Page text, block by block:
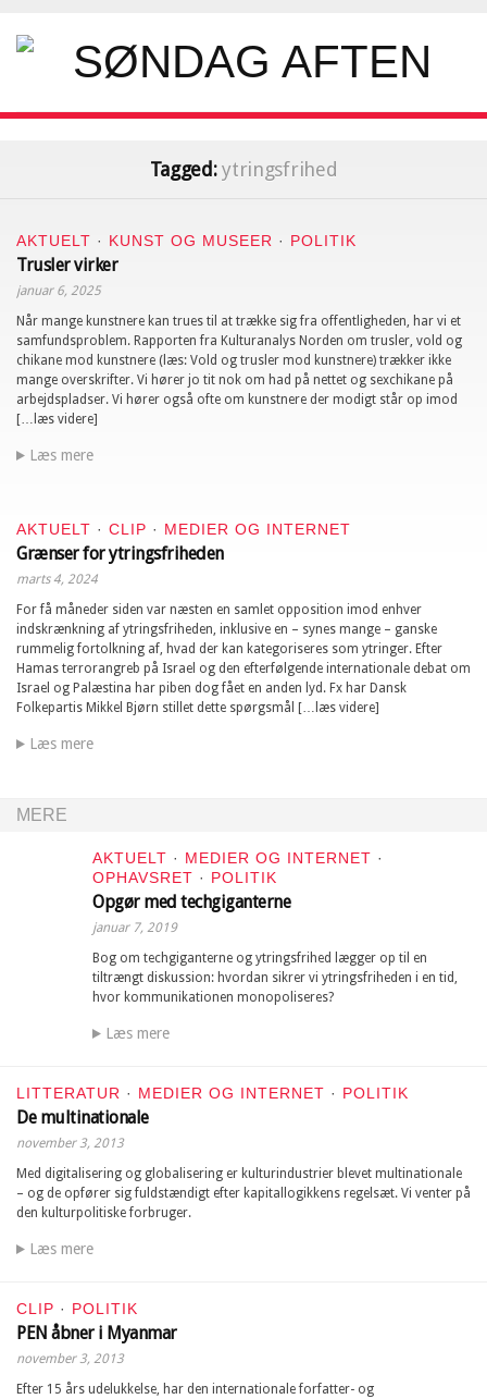
Tagged:ytringsfrihed
AKTUELT · KUNST OG MUSEER · POLITIK
Trusler virker
januar 6, 2025
Når mange kunstnere kan trues til at trække sig fra offentligheden, har vi et
samfundsproblem. Rapporten fra Kulturanalys Norden om trusler, vold og
chikane mod kunstnere (læs: Vold og trusler mod kunstnere) trækker ikke
mange overskrifter. Vi hører jo tit nok om had på nettet og sexchikane på
arbejdspladser. Vi hører også ofte om kunstnere der modigt står op imod
[…læs videre]
Læs mere
AKTUELT · CLIP · MEDIER OG INTERNET
Grænser for ytringsfriheden
marts 4, 2024
For få måneder siden var næsten en samlet opposition imod enhver
indskrænkning af ytringsfriheden, inklusive en – synes mange – ganske
rummelig fortolkning af, hvad der kan kategoriseres som ytringer. Efter
Hamas terrorangreb på Israel og den efterfølgende internationale debat om
Israel og Palæstina har piben dog fået en anden lyd. Fx har Dansk
Folkepartis Mikkel Bjørn stillet dette spørgsmål […læs videre]
Læs mere
MERE
AKTUELT · MEDIER OG INTERNET ·
OPHAVSRET · POLITIK
Opgør med techgiganterne
januar 7, 2019
Bog om techgiganterne og ytringsfrihed lægger op til en
tiltrængt diskussion: hvordan sikrer vi ytringsfriheden i en tid,
hvor kommunikationen monopoliseres?
Læs mere
LITTERATUR · MEDIER OG INTERNET · POLITIK
De multinationale
november 3, 2013
Med digitalisering og globalisering er kulturindustrier blevet multinationale
– og de opfører sig fuldstændigt efter kapitallogikkens regelsæt. Vi venter på
den kulturpolitiske forbruger.
Læs mere
CLIP · POLITIK
PEN åbner i Myanmar
november 3, 2013
Efter 15 års udelukkelse, har den internationale forfatter- og